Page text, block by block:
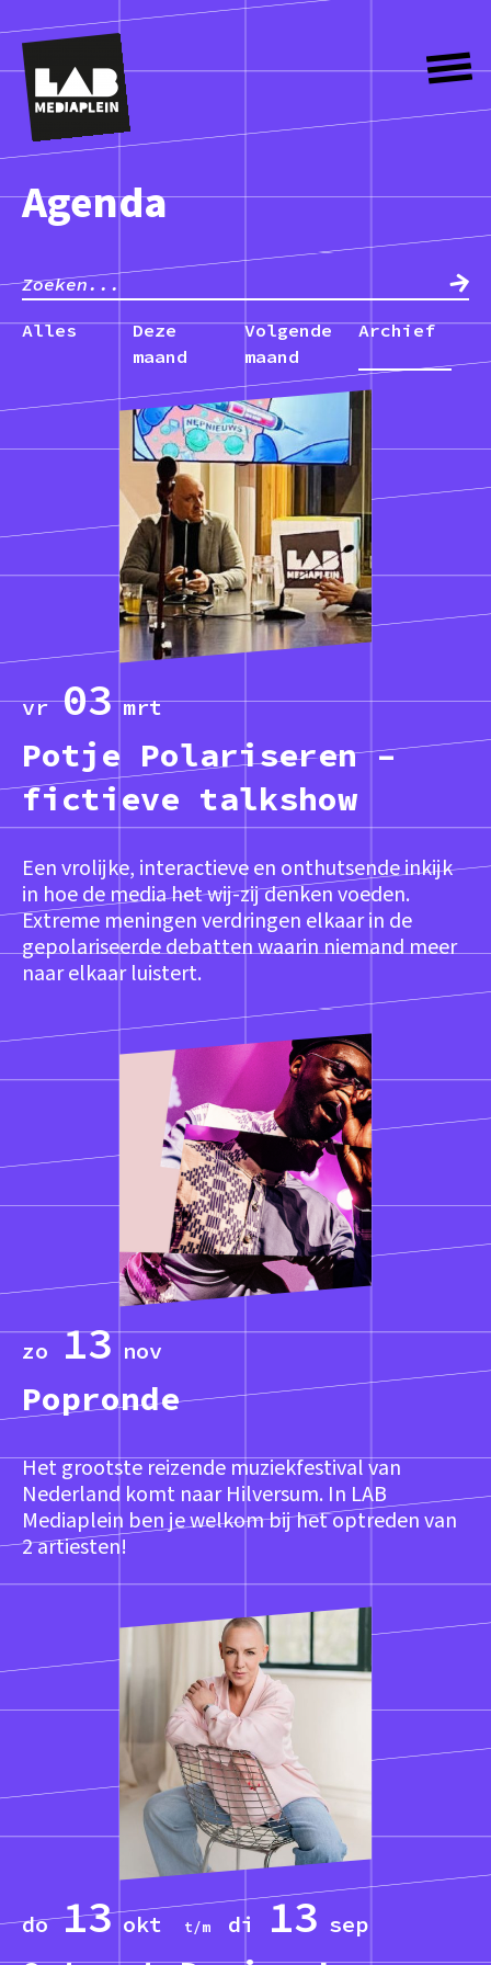
Agenda
Alles
Deze
maand
Volgende
maand
Archief
vr 03 mrt
Potje Polariseren –
fictieve talkshow
Een vrolijke, interactieve en onthutsende inkijk
in hoe de media het wij-zij denken voeden.
Extreme meningen verdringen elkaar in de
gepolariseerde debatten waarin niemand meer
naar elkaar luistert.
zo 13 nov
Popronde
Het grootste reizende muziekfestival van
Nederland komt naar Hilversum. In LAB
Mediaplein ben je welkom bij het optreden van
2 artiesten!
do 13 okt di 13 sep